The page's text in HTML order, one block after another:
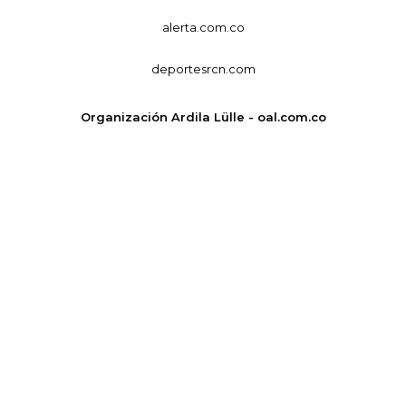
alerta.com.co
deportesrcn.com
Organización Ardila Lülle - oal.com.co